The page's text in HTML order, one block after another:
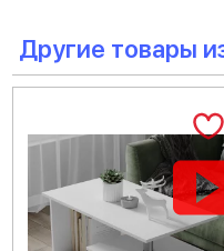
Другие товары